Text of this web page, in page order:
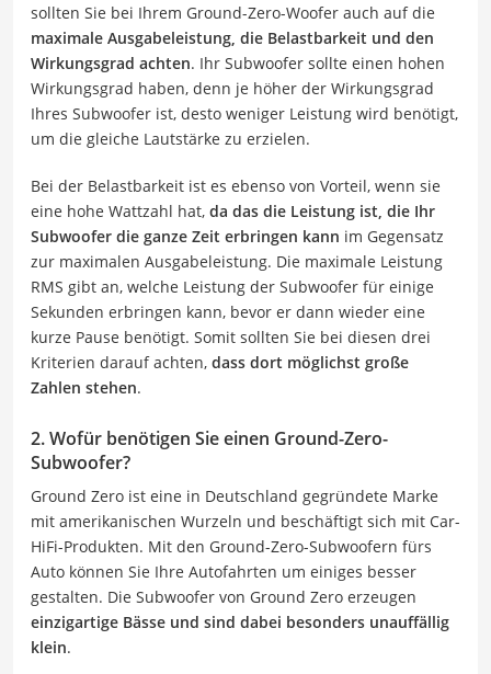
sollten Sie bei Ihrem Ground-Zero-Woofer auch auf die
maximale Ausgabeleistung, die Belastbarkeit und den
Wirkungsgrad achten. Ihr Subwoofer sollte einen hohen
Wirkungsgrad haben, denn je höher der Wirkungsgrad
Ihres Subwoofer ist, desto weniger Leistung wird benötigt,
um die gleiche Lautstärke zu erzielen.
Bei der Belastbarkeit ist es ebenso von Vorteil, wenn sie
eine hohe Wattzahl hat, da das die Leistung ist, die Ihr
Subwoofer die ganze Zeit erbringen kann im Gegensatz
zur maximalen Ausgabeleistung. Die maximale Leistung
RMS gibt an, welche Leistung der Subwoofer für einige
Sekunden erbringen kann, bevor er dann wieder eine
kurze Pause benötigt. Somit sollten Sie bei diesen drei
Kriterien darauf achten, dass dort möglichst große
Zahlen stehen.
2. Wofür benötigen Sie einen Ground-Zero-
Subwoofer?
Ground Zero ist eine in Deutschland gegründete Marke
mit amerikanischen Wurzeln und beschäftigt sich mit Car-
HiFi-Produkten. Mit den Ground-Zero-Subwoofern fürs
Auto können Sie Ihre Autofahrten um einiges besser
gestalten. Die Subwoofer von Ground Zero erzeugen
einzigartige Bässe und sind dabei besonders unauffällig
klein.